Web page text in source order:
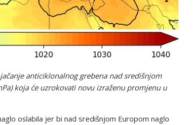
anticiklonalnog grebena nad središnjom
koja će uzrokovati novu izraženu promjenu u
oslabila jer bi nad središnjom Europom naglo